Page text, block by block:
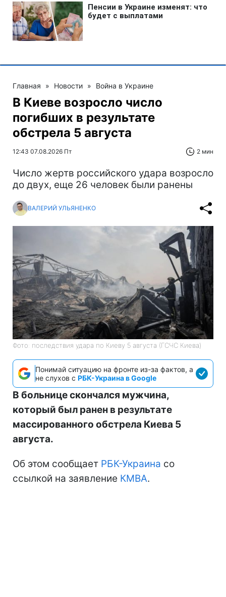
Главная » Новости » Война в Украине
В Киеве возросло число
погибших в результате
обстрела 5 августа
12:43 07.08.2026 Пт 2 мин
Число жертв российского удара возросло
до двух, еще 26 человек были ранены
ВАЛЕРИЙ УЛЬЯНЕНКО
Фото: последствия удара по Киеву 5 августа (ГСЧС Киева)
Понимай ситуацию на фронте из-за фактов, а
не слухов с РБК-Украина в Google
В больнице скончался мужчина,
который был ранен в результате
массированного обстрела Киева 5
августа.
Об этом сообщает РБК-Украина со
ссылкой на заявление КМВА.